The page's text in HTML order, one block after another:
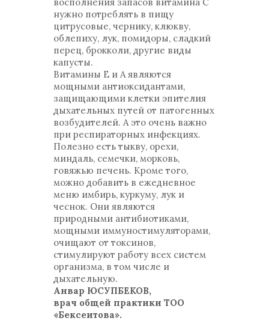
нужно потреблять в пищу
цитрусовые, чернику, клюкву,
облепиху, лук, помидоры, сладкий
перец, брокколи, другие виды
капусты.
Витамины E и A являются
мощными антиоксидантами,
защищающими клетки эпителия
дыхательных путей от патогенных
возбудителей. А это очень важно
при респираторных инфекциях.
Полезно есть тыкву, орехи,
миндаль, семечки, морковь,
говяжью печень. Кроме того,
можно добавить в ежедневное
меню имбирь, куркуму, лук и
чеснок. Они являются
природными антибиотиками,
мощными иммуностимуляторами,
очищают от токсинов,
стимулируют работу всех систем
организма, в том числе и
дыхательную.
Анвар ЮСУПБЕКОВ,
врач общей практики ТОО
«Бексеитова».